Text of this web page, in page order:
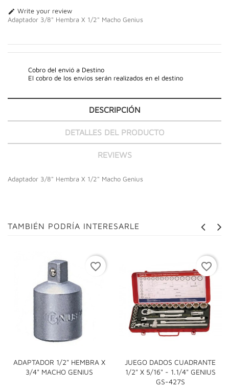
 Write your review
Adaptador 3/8" Hembra X 1/2" Macho Genius
Cobro del envió a Destino
El cobro de los envíos serán realizados en el destino
DESCRIPCIÓN
DETALLES DEL PRODUCTO
REVIEWS
Adaptador 3/8" Hembra X 1/2" Macho Genius
TAMBIÉN PODRÍA INTERESARLE
ADAPTADOR 1/2" HEMBRA X
3/4" MACHO GENIUS
favorite_border
JUEGO DADOS CUADRANTE
1/2" X 5/16" - 1.1/4" GENIUS
GS-427S
favorite_border